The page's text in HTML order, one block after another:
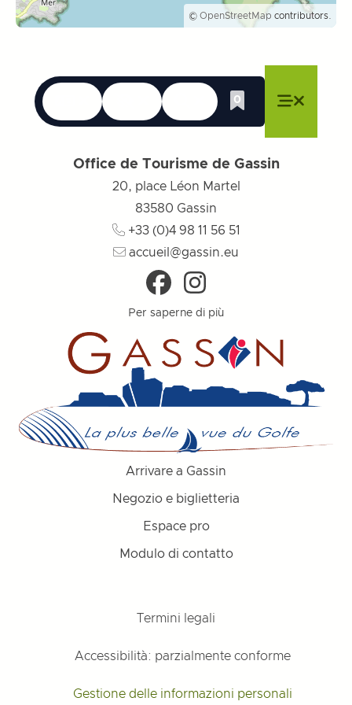
© OpenStreetMap contributors.
Le lingue
Chiudere il menu
Accessibilità
Chiudere il menu
Ricerca
Chiudere il menu
0
Lista dei
Office de Tourisme de Gassin
20, place Léon Martel
83580 Gassin
+33 (0)4 98 11 56 51
accueil@gassin.eu
Per saperne di più
Arrivare a Gassin
Negozio e biglietteria
Espace pro
Modulo di contatto
Termini legali
Accessibilità: parzialmente conforme
Gestione delle informazioni personali